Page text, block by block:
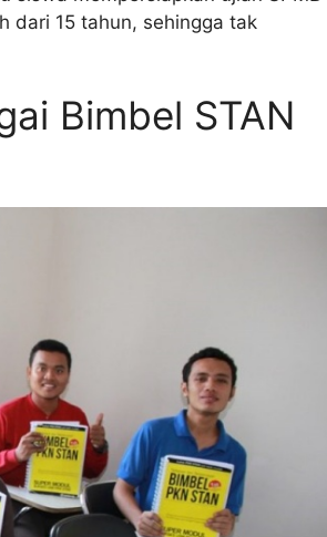
dari 15 tahun, sehingga tak
Bimbel STAN